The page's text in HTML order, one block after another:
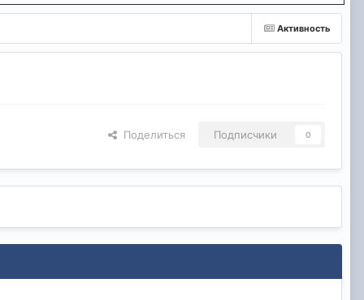
Активность
Поделиться Подписчики 0